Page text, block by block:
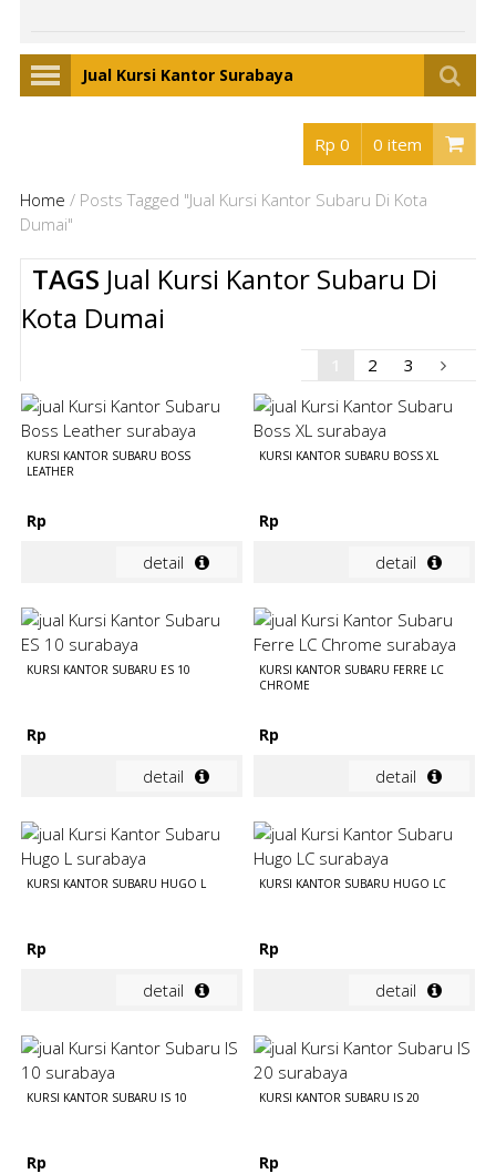
Jual Kursi Kantor Surabaya
Rp 0 0 item
Home / Posts Tagged "Jual Kursi Kantor Subaru Di Kota
Dumai"
TAGS Jual Kursi Kantor Subaru Di
Kota Dumai
2 3
KURSI KANTOR SUBARU BOSS
LEATHER
Rp
detail
KURSI KANTOR SUBARU BOSS XL
Rp
detail
KURSI KANTOR SUBARU ES 10
Rp
detail
KURSI KANTOR SUBARU FERRE LC
CHROME
Rp
detail
KURSI KANTOR SUBARU HUGO L
Rp
detail
KURSI KANTOR SUBARU HUGO LC
Rp
detail
KURSI KANTOR SUBARU IS 10
Rp
KURSI KANTOR SUBARU IS 20
Rp